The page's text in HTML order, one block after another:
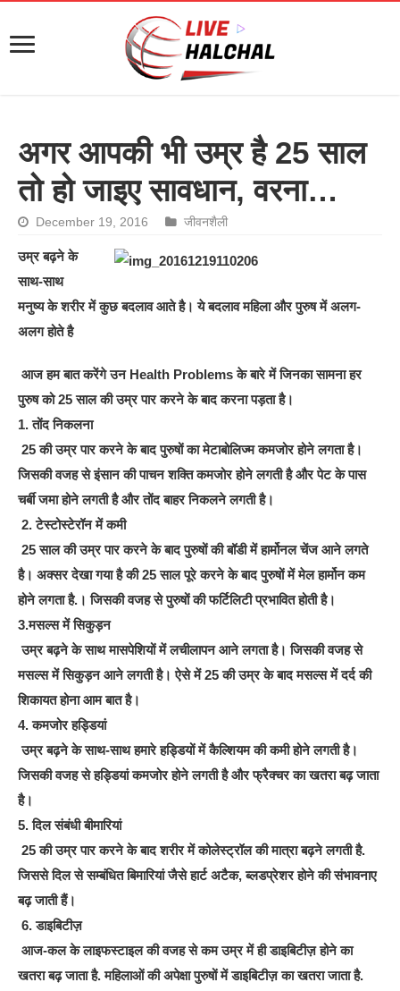
अगर आपकी भी उम्र है 25 साल
तो हो जाइए सावधान, वरना…
December 19, 2016 जीवनशैली
उम्र बढ़ने के
साथ-साथ
मनुष्य के शरीर में कुछ बदलाव आते है। ये बदलाव महिला और पुरुष में अलग-
अलग होते है
आज हम बात करेंगे उन Health Problems के बारे में जिनका सामना हर
पुरुष को 25 साल की उम्र पार करने के बाद करना पड़ता है।
1. तोंद निकलना
25 की उम्र पार करने के बाद पुरुषों का मेटाबोलिज्म कमजोर होने लगता है।
जिसकी वजह से इंसान की पाचन शक्ति कमजोर होने लगती है और पेट के पास
चर्बी जमा होने लगती है और तोंद बाहर निकलने लगती है।
2. टेस्टोस्टेरॉन में कमी
25 साल की उम्र पार करने के बाद पुरुषों की बॉडी में हार्मोनल चेंज आने लगते
है। अक्सर देखा गया है की 25 साल पूरे करने के बाद पुरुषों में मेल हार्मोन कम
होने लगता है.। जिसकी वजह से पुरुषों की फर्टिलिटी प्रभावित होती है।
3.मसल्स में सिकुड़न
उम्र बढ़ने के साथ मासपेशियों में लचीलापन आने लगता है। जिसकी वजह से
मसल्स में सिकुड़न आने लगती है। ऐसे में 25 की उम्र के बाद मसल्स में दर्द की
शिकायत होना आम बात है।
4. कमजोर हड्डियां
उम्र बढ़ने के साथ-साथ हमारे हड्डियों में कैल्शियम की कमी होने लगती है।
जिसकी वजह से हड्डियां कमजोर होने लगती है और फ्रैक्चर का खतरा बढ़ जाता
है।
5. दिल संबंधी बीमारियां
25 की उम्र पार करने के बाद शरीर में कोलेस्ट्रॉल की मात्रा बढ़ने लगती है.
जिससे दिल से सम्बंधित बिमारियां जैसे हार्ट अटैक, ब्लडप्रेशर होने की संभावनाए
बढ़ जाती हैं।
6. डाइबिटीज़
आज-कल के लाइफस्टाइल की वजह से कम उम्र में ही डाइबिटीज़ होने का
खतरा बढ़ जाता है. महिलाओं की अपेक्षा पुरुषों में डाइबिटीज़ का खतरा जाता है.